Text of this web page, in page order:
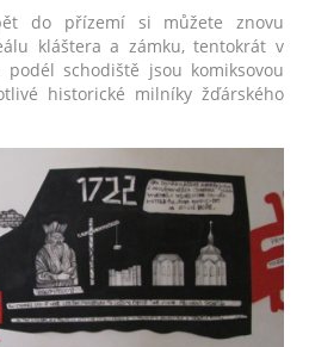
do přízemí si můžete znovu
kláštera a zámku, tentokrát v
schodiště jsou komiksovou
historické milníky žďárského